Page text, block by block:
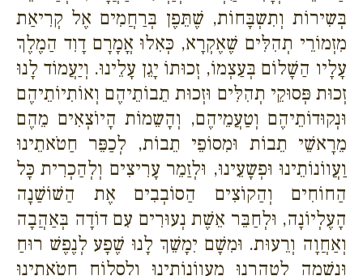
בְּשִירוֹת וְתִשְבָּחוֹת, שֶׁתֵּפֶן בְּרַחֲמִים אֶל קְרִיאַת
מִזְמוֹרֵי תְהִלִּים שֶׁאֶקְרָא, כְּאִלוּ אֳמָרָם דָוִד הַמֶלֶךְ
עָלָיו הַשָׁלוֹם בְּעַצְמוֹ, זְכוּתוֹ יָגֵן עָלֵינוּ. וְיַעֲמוֹד לָנוּ
זְכוּת פְּסוּקֵי תְהִלִּים וּזְכוּת תֵבוֹתֵיהֶם וְאוֹתִיוֹתֵיהֶם
וּנְקוּדוֹתֵיהֶם וְטַעֲמֵיהֶם, וְהָשֵמוֹת הָיוֹצְאִים מֵהֶם
מֵרָאשֵׁי תֵבוֹת וּמִסוֹפֵי תֵבוֹת, לְכַפֵּר חַטֹאתֵינוּ
וַעֲווֹנוֹתֵינוּ וּפְשָעֵינוּ, וּלְזַמֵר עָרִיצִים וְלְהַכְרִית כָּל
הַחוֹחִים וְהַקוֹצִים הַסוֹבְבִים אֶת הַשׁוֹשַׁנָה
הָעֶלְיוֹנָה, וּלְחַבֵּר אֵשֶׁת נְעוּרִים עִם דוֹדָה בְּאַהֲבָה
וְאַחֲוָה וְרֵעוּת. וּמִשָׁם יִמָשֵׁךְ לָנוּ שֶׁפָע לְנֶפֶשׁ רוּחַ
וּנְשָׁמָה לְטַהֲרֵנוּ מֵעֲווֹנוֹתֵינוּ וְלִסְלוֹחַ חַטֹאתֵינוּ